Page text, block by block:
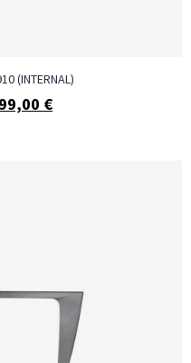
(INTERNAL)
99,00 €